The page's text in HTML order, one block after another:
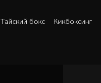
Тайский бокс Кикбоксинг